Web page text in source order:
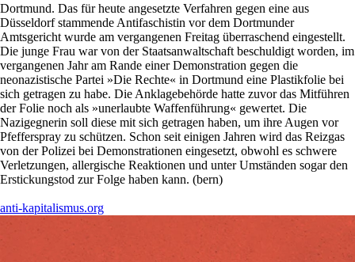
Dortmund. Das für heute angesetzte Verfahren gegen eine aus
Düsseldorf stammende Antifaschistin vor dem Dortmunder
Amtsgericht wurde am vergangenen Freitag überraschend eingestellt.
Die junge Frau war von der Staatsanwaltschaft beschuldigt worden, im
vergangenen Jahr am Rande einer Demonstration gegen die
neonazistische Partei »Die Rechte« in Dortmund eine Plastikfolie bei
sich getragen zu habe. Die Anklagebehörde hatte zuvor das Mitführen
der Folie noch als »unerlaubte Waffenführung« gewertet. Die
Nazigegnerin soll diese mit sich getragen haben, um ihre Augen vor
Pfefferspray zu schützen. Schon seit einigen Jahren wird das Reizgas
von der Polizei bei Demonstrationen eingesetzt, obwohl es schwere
Verletzungen, allergische Reaktionen und unter Umständen sogar den
Erstickungstod zur Folge haben kann. (bern)
anti-kapitalismus.org